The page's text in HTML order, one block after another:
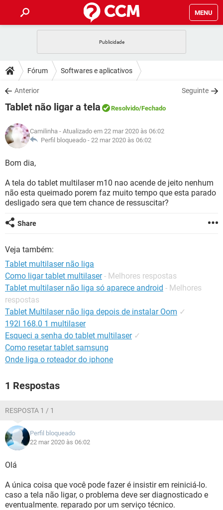
MENU
CELULAR FACEBOOK
OUTLOOK
INSTAGRAM GMAIL
GUIA DE COMPRAS
DICAS
JOGOS WHATSAPP
INSTAGRAM GMAIL
GUIA DE COMPRAS
DOWNLOADS
JOGOS WHATSAPP
CELULAR
OUTLOOK EXCEL
INSTAGRAM
JOGOS WHATSAPP
CELULAR
OUTLOOK
INSTAGRAM GMAIL
GUIA DE COMPRAS
GLOSSÁRIO
JOGOS
OUTLOOK EXCEL
INSTAGRAM
GUIA DE COMPRAS
Fórum Softwares e aplicativos
Anterior Seguinte
Tablet não ligar a tela Resolvido/Fechado
Camilinha - Atualizado em 22 mar 2020 às 06:02
Perfil bloqueado - 22 mar 2020 às 06:02
Bom dia,
A tela do tablet multilaser m10 nao acende de jeito nenhum
não esta queimado porem faz muito tempo que esta parado
desligado sera que tem chance de ressuscitar?
Share
Veja também:
Tablet multilaser não liga
Como ligar tablet multilaser - Melhores respostas
Tablet multilaser não liga só aparece android - Melhores
respostas
Tablet Multilaser não liga depois de instalar Oom ✓
192l 168.0 1 multilaser
Esqueci a senha do tablet multilaser ✓
Como resetar tablet samsung
Onde liga o roteador do iphone
1 Respostas
RESPOSTA 1 / 1
Perfil bloqueado
22 mar 2020 às 06:02
Olá
A única coisa que você pode fazer é insistir em reiniciá-lo.
caso a tela não ligar, o problema deve ser diagnosticado e
eventualmente. reparado por um serviço técnico.